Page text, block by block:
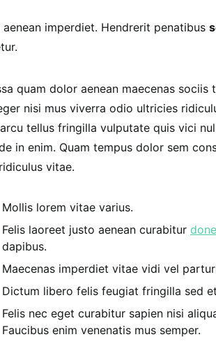
aenean imperdiet. Hendrerit penatibus
quam dolor aenean maecenas
nisi mus viverra odio ultricies
tellus fringilla vulputate quis vici
in enim. Quam tempus dolor sem
vitae.
Mollis lorem vitae varius.
Felis laoreet justo aenean curabitur
dapibus.
Maecenas imperdiet vitae vidi vel
Dictum libero felis feugiat fringilla sed
Felis nec eget curabitur sapien nisi
Faucibus enim venenatis mus semper.